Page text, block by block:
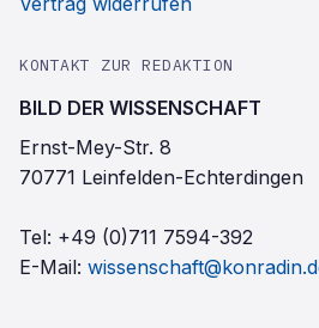
KONTAKT ZUR REDAKTION
BILD DER WISSENSCHAFT
Ernst-Mey-Str. 8
70771 Leinfelden-Echterdingen
Tel: +49 (0)711 7594-392
E-Mail: